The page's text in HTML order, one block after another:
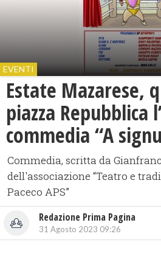
EVENTI
Estate Mazarese,
piazza Repubblica
commedia “A
Commedia, scritta da
dell'associazione “Teatro e
Paceco APS”
Redazione Prima Pagina
31 Agosto 2023 09:26